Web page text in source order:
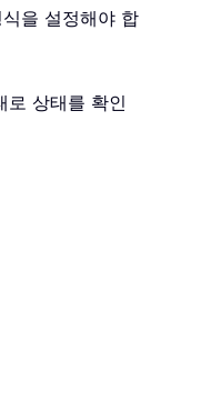
을 설정해야 합
로 상태를 확인